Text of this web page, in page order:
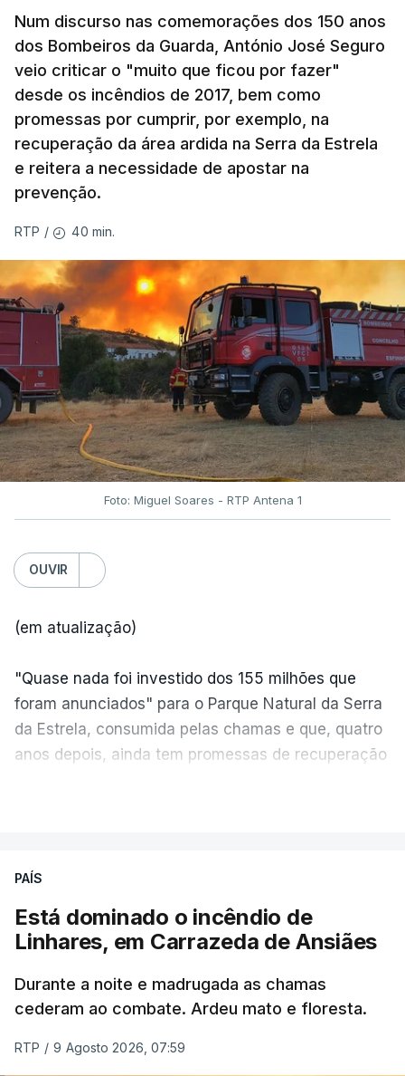
Num discurso nas comemorações dos 150 anos
dos Bombeiros da Guarda, António José Seguro
veio criticar o "muito que ficou por fazer"
desde os incêndios de 2017, bem como
promessas por cumprir, por exemplo, na
recuperação da área ardida na Serra da Estrela
e reitera a necessidade de apostar na
prevenção.
RTP / 40 min.
Foto: Miguel Soares - RTP Antena 1
OUVIR
(em atualização)
"Quase nada foi investido dos 155 milhões que
foram anunciados" para o Parque Natural da Serra
da Estrela, consumida pelas chamas e que, quatro
anos depois, ainda tem promessas de recuperação
ESTE CONTEÚDO ESTÁ NESTE
PAÍS
Está dominado o incêndio de
Linhares, em Carrazeda de Ansiães
Durante a noite e madrugada as chamas
cederam ao combate. Ardeu mato e floresta.
RTP / 9 Agosto 2026, 07:59